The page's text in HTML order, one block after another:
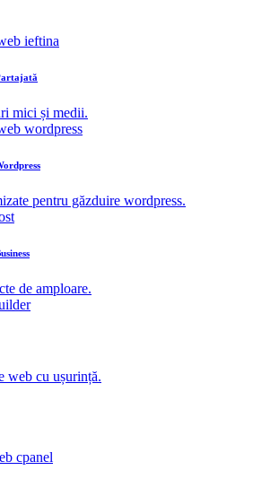
mici și medii.
pentru găzduire wordpress.
de amploare.
web cu ușurință.